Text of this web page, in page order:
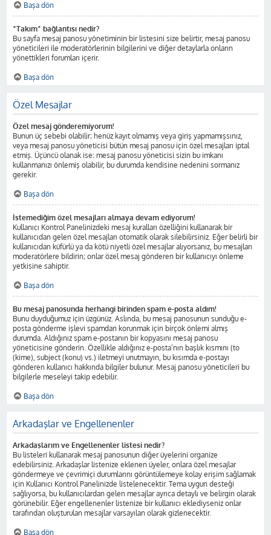
Başa dön
“Takım” bağlantısı nedir?
Bu sayfa mesaj panosu yönetiminin bir listesini size belirtir, mesaj panosu
yöneticileri ile moderatörlerinin bilgilerini ve diğer detaylarla onların
yönettikleri forumları içerir.
Başa dön
Özel Mesajlar
Özel mesaj gönderemiyorum!
Bunun üç sebebi olabilir; henüz kayıt olmamış veya giriş yapmamışsınız,
veya mesaj panosu yöneticisi bütün mesaj panosu için özel mesajları iptal
etmiş. Üçüncü olanak ise: mesaj panosu yöneticisi sizin bu imkanı
kullanmanızı önlemiş olabilir, bu durumda kendisine nedenini sormanız
gerekir.
Başa dön
İstemediğim özel mesajları almaya devam ediyorum!
Kullanıcı Kontrol Panelinizdeki mesaj kuralları özelliğini kullanarak bir
kullanıcıdan gelen özel mesajları otomatik olarak silebilirsiniz. Eğer belirli bir
kullanıcıdan küfürlü ya da kötü niyetli özel mesajlar alıyorsanız, bu mesajları
moderatörlere bildirin; onlar özel mesaj gönderen bir kullanıcıyı önleme
yetkisine sahiptir.
Başa dön
Bu mesaj panosunda herhangi birinden spam e-posta aldım!
Bunu duyduğumuz için üzgünüz. Aslında, bu mesaj panosunun sunduğu e-
posta gönderme işlevi spamdan korunmak için birçok önlemi almış
durumda. Aldığınız spam e-postanın bir kopyasını mesaj panosu
yöneticisine gönderin. Özellikle aldığınız e-posta’nın başlık kısmını (to
(kime), subject (konu) vs.) iletmeyi unutmayın, bu kısımda e-postayı
gönderen kullanıcı hakkında bilgiler bulunur. Mesaj panosu yöneticileri bu
bilgilerle meseleyi takip edebilir.
Başa dön
Arkadaşlar ve Engellenenler
Arkadaşlarım ve Engellenenler listesi nedir?
Bu listeleri kullanarak mesaj panosunun diğer üyelerini organize
edebilirsiniz. Arkadaşlar listenize eklenen üyeler, onlara özel mesajlar
göndermeye ve çevrimiçi durumlarını görüntülemeye kolay erişim sağlamak
için Kullanıcı Kontrol Panelinizde listelenecektir. Tema uygun desteği
sağlıyorsa, bu kullanıcılardan gelen mesajlar ayrıca detaylı ve belirgin olarak
görünebilir. Eğer engellenenler listenize bir kullanıcı eklediyseniz onlar
tarafından oluşturulan mesajlar varsayılan olarak gizlenecektir.
Başa dön